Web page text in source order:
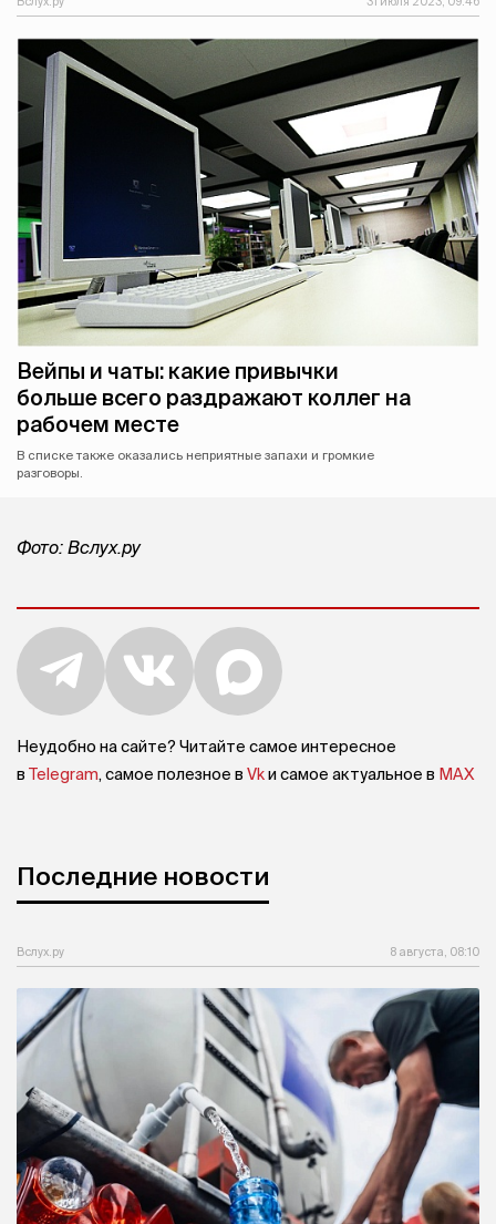
Вейпы и чаты: какие привычки
больше всего раздражают коллег на
рабочем месте
В списке также оказались неприятные запахи и громкие
разговоры.
Фото: Вслух.ру
Неудобно на сайте? Читайте самое интересное
в Telegram, самое полезное в Vkи самое актуальное в MAX
Последние новости
Вслух.ру 8 августа, 08:10